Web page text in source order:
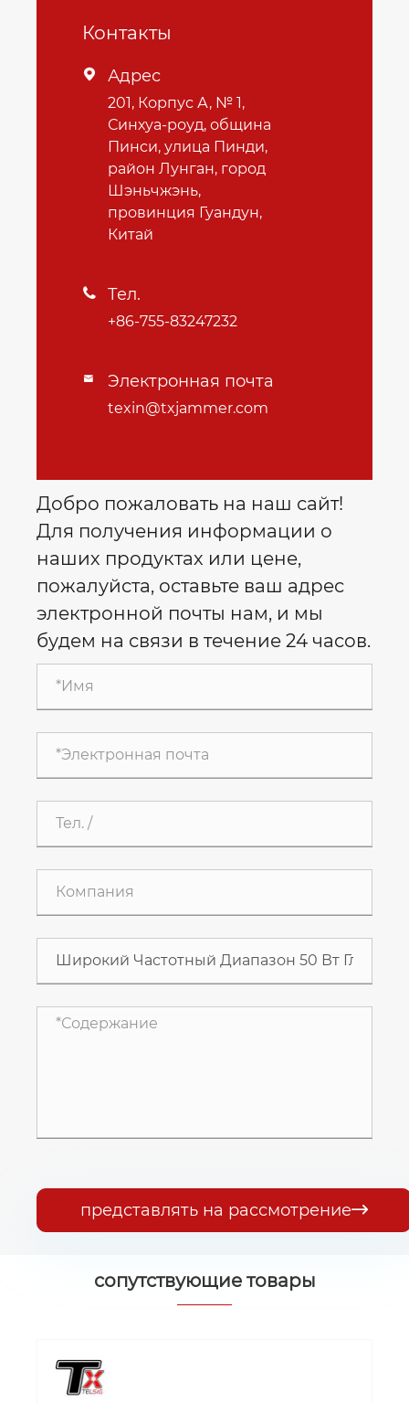
Контакты
 Адрес
201, Корпус А, № 1,
Синхуа-роуд, община
Пинси, улица Пинди,
район Лунган, город
Шэньчжэнь,
провинция Гуандун,
Китай
 Тел.
+86-755-83247232
 Электронная почта
texin@txjammer.com
Добро пожаловать на наш сайт!
Для получения информации о
наших продуктах или цене,
пожалуйста, оставьте ваш адрес
электронной почты нам, и мы
будем на связи в течение 24 часов.
представлять на рассмотрение
сопутствующие товары